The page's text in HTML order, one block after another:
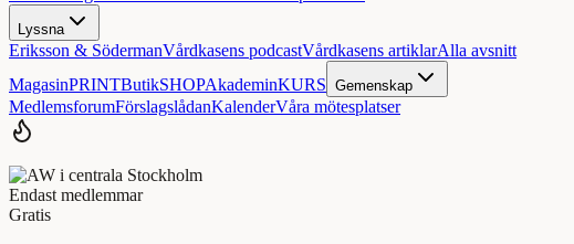
Lyssna
Eriksson & SödermanVårdkasens podcastVårdkasens artiklarAlla avsnitt
MagasinPRINTButikSHOPAkademinKURS Gemenskap
MedlemsforumFörslagslådanKalenderVåra mötesplatser
Endast medlemmar
Gratis